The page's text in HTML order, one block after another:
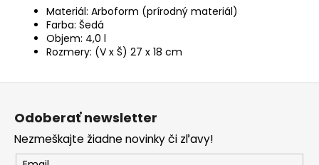
Materiál: Arboform (prírodný materiál)
Farba: Šedá
Objem: 4,0 l
Rozmery: (V x Š) 27 x 18 cm
Z
Odoberať newsletter
Nezmeškajte žiadne novinky či zľavy!